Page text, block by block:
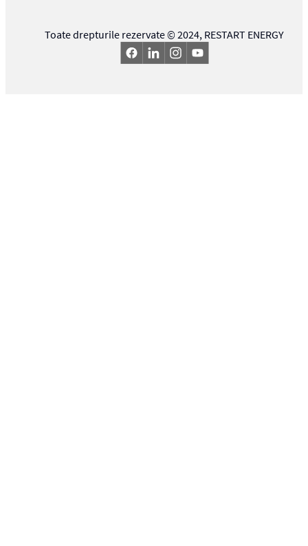
Toate drepturile rezervate © 2024, RESTART ENERGY